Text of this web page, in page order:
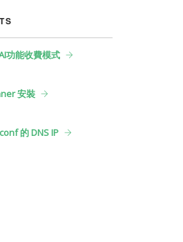
功能收費模式
安裝
的 DNS IP